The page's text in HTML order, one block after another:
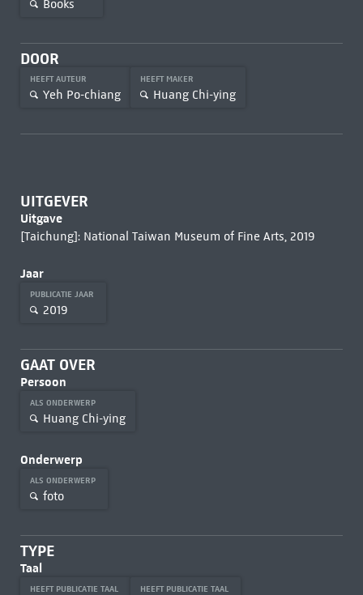
Books
DOOR
HEEFT AUTEUR
Yeh Po-chiang
HEEFT MAKER
Huang Chi-ying
UITGEVER
Uitgave
[Taichung]: National Taiwan Museum of Fine Arts, 2019
Jaar
PUBLICATIE JAAR
2019
GAAT OVER
Persoon
ALS ONDERWERP
Huang Chi-ying
Onderwerp
ALS ONDERWERP
foto
TYPE
Taal
HEEFT PUBLICATIE TAAL HEEFT PUBLICATIE TAAL